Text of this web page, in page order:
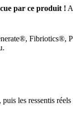
par ce produit !
les ressentis réels